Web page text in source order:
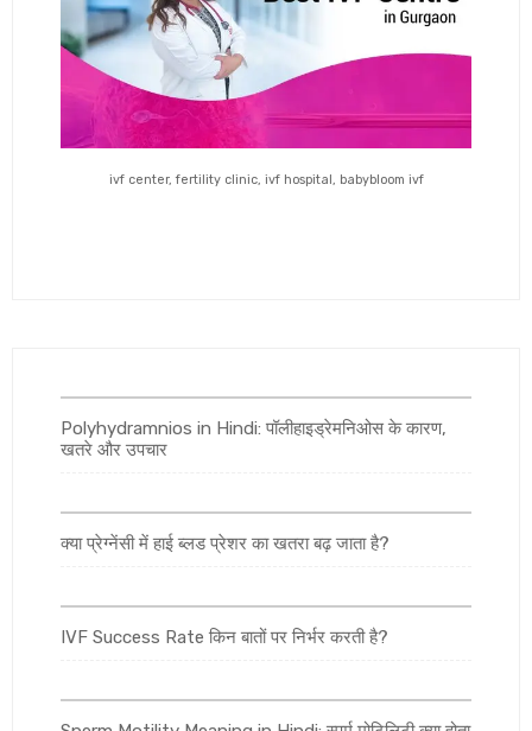
ivf center, fertility clinic, ivf hospital, babybloom ivf
Polyhydramnios in Hindi: पॉलीहाइड्रेमनिओस के कारण,
खतरे और उपचार
क्या प्रेग्नेंसी में हाई ब्लड प्रेशर का खतरा बढ़ जाता है?
IVF Success Rate किन बातों पर निर्भर करती है?